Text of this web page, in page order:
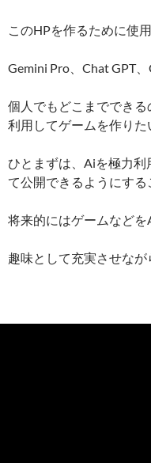
このHPを作るために使
Gemini Pro、Chat GPT
個人でもどこまででき
利用してゲームを作りた
ひとまずは、Aiを極力利
て公開できるようにする
将来的にはゲームなどを
趣味として充実させなが